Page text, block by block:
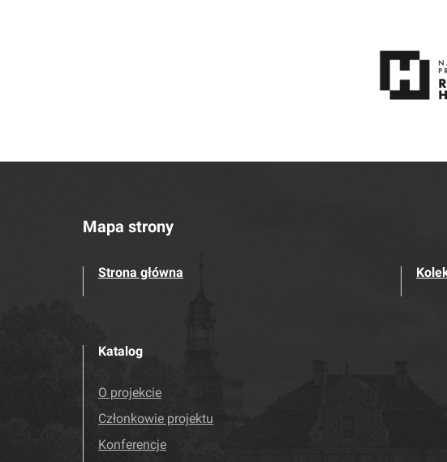
Mapa strony
Strona główna
Katalog
O projekcie
Członkowie projektu
Konferencje